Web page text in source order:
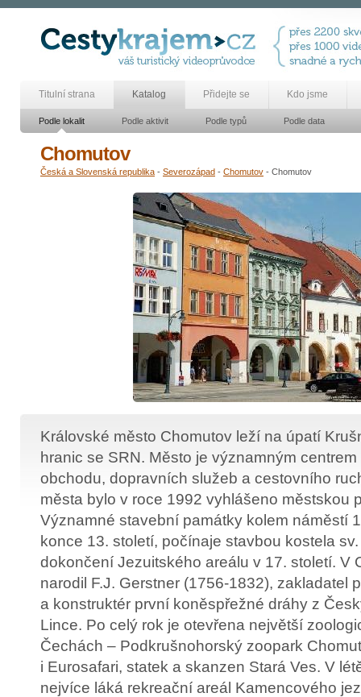
Titulní strana Katalog Přidejte se Kdo jsme
Podle lokalit Podle aktivit Podle typů Podle data
Chomutov
Česká a Slovenská republika - Severozápad - Chomutov - Chomutov
Královské město Chomutov leží na úpatí
hranic se SRN. Město je významným
obchodu, dopravních služeb a cestovního
města bylo v roce 1992 vyhlášeno městskou
Významné stavební památky kolem náměstí
konce 13. století, počínaje stavbou kostela
dokončení Jezuitského areálu v 17. století. V
narodil F.J. Gerstner (1756-1832), zakladatel
a konstruktér první koněspřežné dráhy z
Lince. Po celý rok je otevřena největší
Čechách – Podkrušnohorský zoopark
i Eurosafari, statek a skanzen Stará Ves. V
nejvíce láká rekreační areál Kamencového